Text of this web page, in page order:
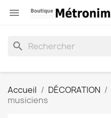

search
Accueil DÉCORATION
musiciens